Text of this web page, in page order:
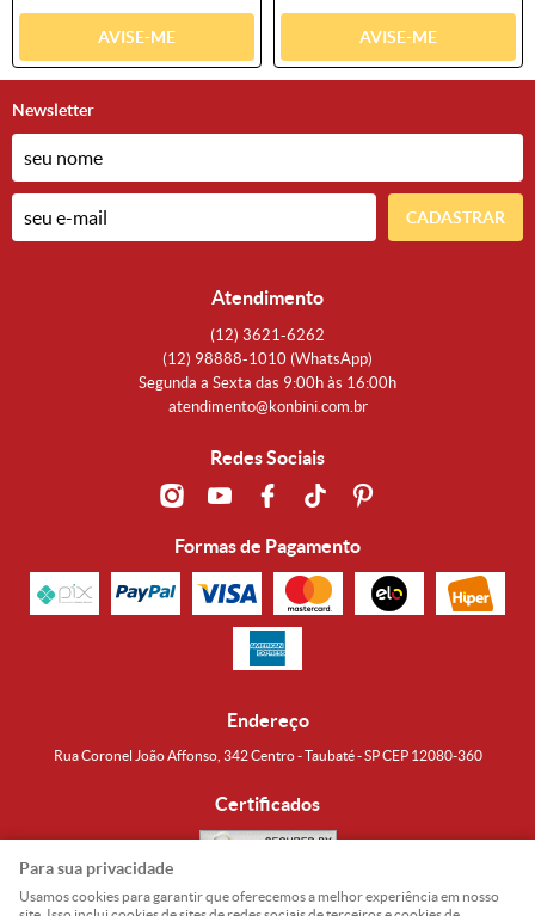
AVISE-ME AVISE-ME
Newsletter
CADASTRAR
Atendimento
(12) 3621-6262
(12) 98888-1010 (WhatsApp)
Segunda a Sexta das 9:00h às 16:00h
atendimento@konbini.com.br
Redes Sociais
Formas de Pagamento
Endereço
Rua Coronel João Affonso, 342 Centro - Taubaté - SP CEP 12080-360
Certificados
Para sua privacidade
Usamos cookies para garantir que oferecemos a melhor experiência em nosso